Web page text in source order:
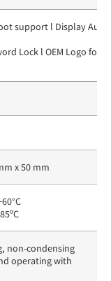
support l Display Auto
Lock l OEM Logo for
x 50 mm
non-condensing
operating with